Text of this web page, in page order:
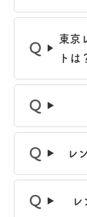
東京
トは
レ
レ